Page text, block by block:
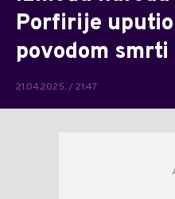
Porfirije
povodom smrti
21.04.2025. / 21:47